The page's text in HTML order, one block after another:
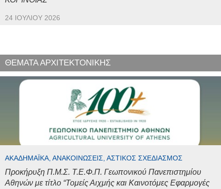
24 ΙΟΥΛΊΟΥ 2026
ΘΕΜΑΤΑ ΑΡΧΙΤΕΚΤΟΝΙΚΗΣ
ΑΚΑΔΗΜΑΪΚΆ, ΑΝΑΚΟΙΝΏΣΕΙΣ, ΑΣΤΙΚΌΣ ΣΧΕΔΙΑΣΜΌΣ
Προκήρυξη Π.Μ.Σ. Τ.Ε.Φ.Π. Γεωπονικού Πανεπιστημίου
Αθηνών με τίτλο “Τομείς Αιχμής και Καινοτόμες Εφαρμογές